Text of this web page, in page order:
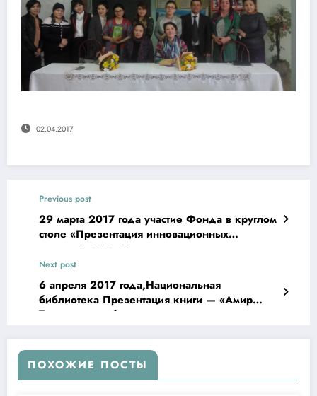
02.04.2017
Previous post
29 марта 2017 года участие Фонда в круглом
столе «Презентация инновационных
решений ООО»Научные развлечения»
Next post
6 апреля 2017 года,Национальная
библиотека Презентация книги — «Амир
Темур давлат бошкаруви»
ПОХОЖИЕ ПОСТЫ